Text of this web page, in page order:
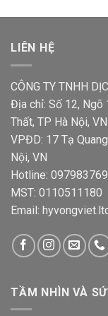
LIÊN HỆ
CÔNG TY TNHH
Địa chỉ: Số 12, Ngõ
Thất, TP Hà Nội, VN
VPĐD: 17 Tạ
Nội, VN
Hotline:
MST: 0110511180
Email:
TẦM NHÌN VÀ